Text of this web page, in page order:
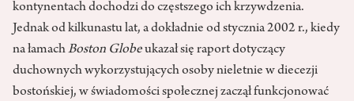
kontynentach dochodzi do częstszego ich krzywdzenia.
Jednak od kilkunastu lat, a dokładnie od stycznia 2002 r., kiedy
na łamachBoston Globeukazał się raport dotyczący
duchownych wykorzystujących osoby nieletnie w diecezji
bostońskiej, w świadomości społecznej zaczął funkcjonować